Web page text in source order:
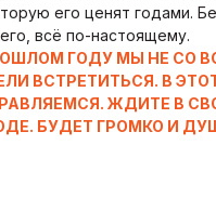
его ценят годами.
всё по-настоящему.
ГОДУ МЫ НЕ СО
ВСТРЕТИТЬСЯ. В
ЖДИТЕ В
БУДЕТ ГРОМКО И